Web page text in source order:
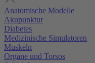
Anatomische Modelle
Akupunktur
Diabetes
Medizinische Simulatoren
Muskeln
Organe und Torsos